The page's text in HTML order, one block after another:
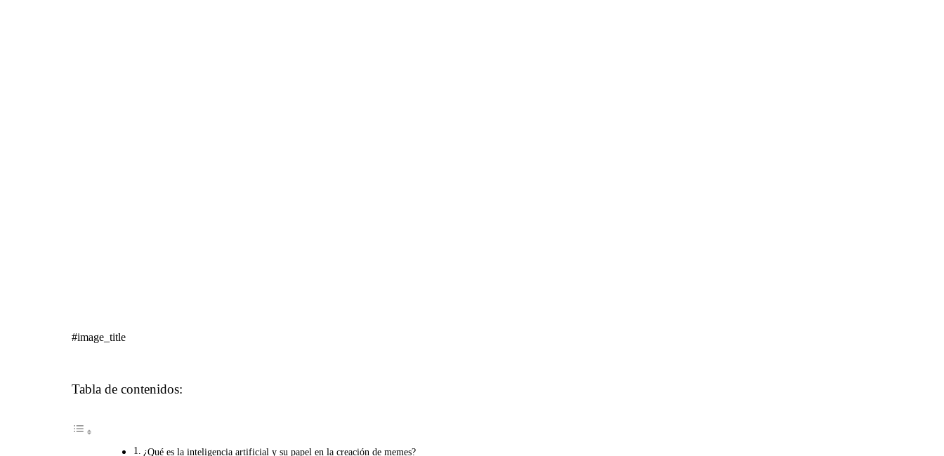
#image_title
Tabla de contenidos:
¿Qué es la inteligencia artificial y su papel en la creación de memes?